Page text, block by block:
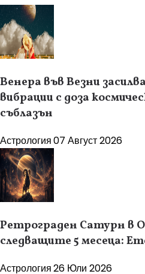
Венера във Везни
вибрации с доза
съблазън
Астрология07 Август 2026
Ретрограден Сатурн в
следващите 5 месеца:
Астрология26 Юли 2026